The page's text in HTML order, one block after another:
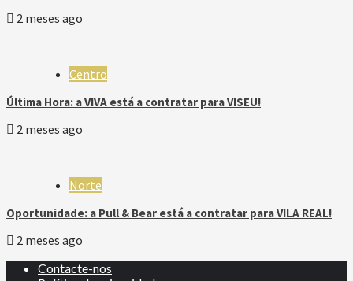
2 meses ago
Centro
Última Hora: a VIVA está a contratar para VISEU!
2 meses ago
Norte
Oportunidade: a Pull & Bear está a contratar para VILA REAL!
2 meses ago
Contacte-nos